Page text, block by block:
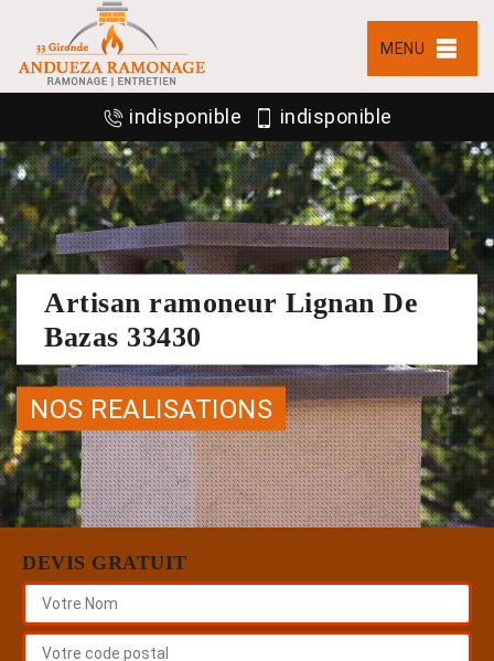
MENU
indisponible indisponible
Artisan ramoneur Lignan De
Bazas 33430
NOS REALISATIONS
DEVIS GRATUIT